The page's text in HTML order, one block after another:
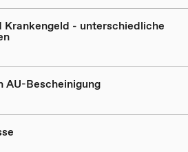
- unterschiedliche
AU-Bescheinigung